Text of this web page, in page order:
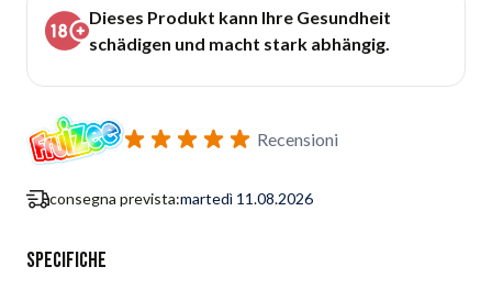
Dieses Produkt kann Ihre Gesundheit
schädigen und macht stark abhängig.
Recensioni
consegna prevista:martedì 11.08.2026
Specifiche